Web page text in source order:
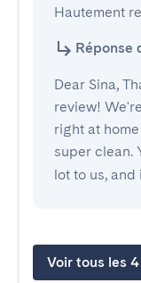
Hautement
Réponse
Dear Sina,
review!
right at
super clean.
lot to us,
Voir tous les